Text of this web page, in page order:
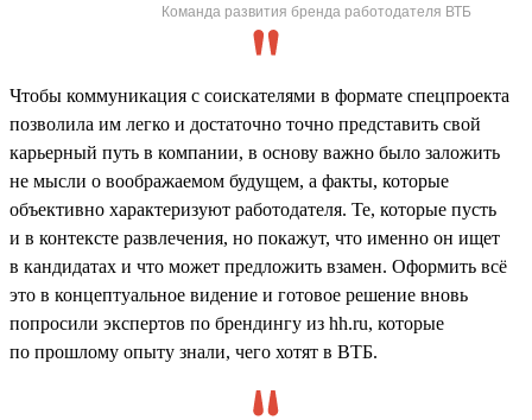
Команда развития бренда работодателя ВТБ
Чтобы коммуникация с соискателями в формате спецпроекта
позволила им легко и достаточно точно представить свой
карьерный путь в компании, в основу важно было заложить
не мысли о воображаемом будущем, а факты, которые
объективно характеризуют работодателя. Те, которые пусть
и в контексте развлечения, но покажут, что именно он ищет
в кандидатах и что может предложить взамен. Оформить всё
это в концептуальное видение и готовое решение вновь
попросили экспертов по брендингу из hh.ru, которые
по прошлому опыту знали, чего хотят в ВТБ.